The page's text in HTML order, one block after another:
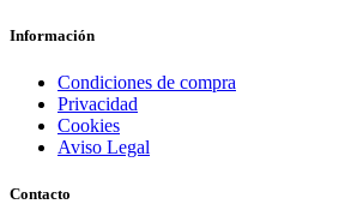
Información
Condiciones de compra
Privacidad
Cookies
Aviso Legal
Contacto